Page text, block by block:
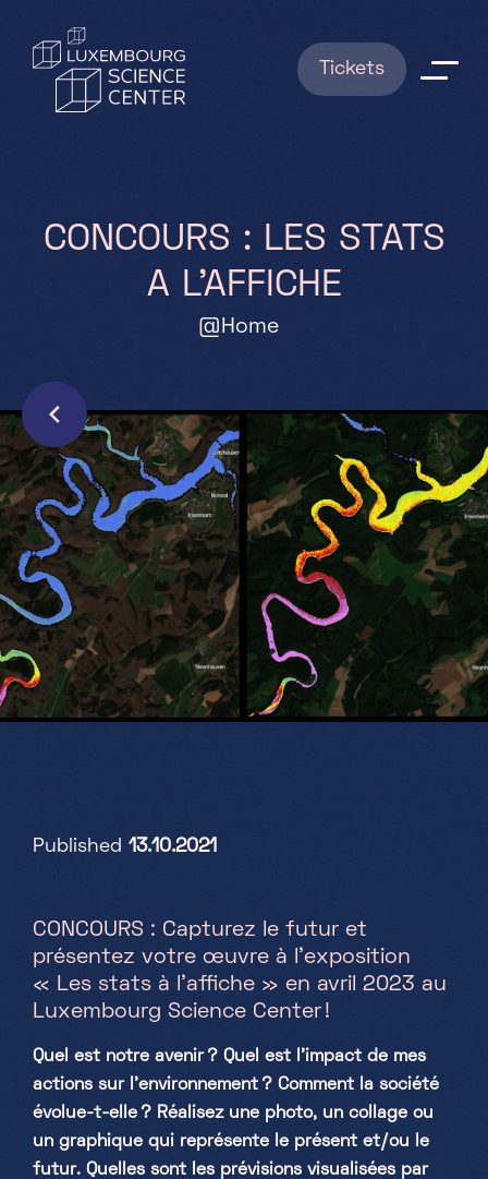
Tickets
Infos pratiques
FAQ
Qui sommes nous ?
Partenaires
Projets
Jobs
FR
Shows
RESERVATIONS
1, rue John Ernest Dolibois
Lundi - Vendredi
9h-17h
Samedi, Dimanche & jours fériés
10h-18h
CO NCOU RS : LES S AT S
A L’AFF CH E
@Home
Published 13.10.2021
CONCOURS : Capturez le futur et
présentez votre œuvre à l’exposition
« Les stats à l’affiche » en avril 2023 au
Luxembourg Science Center !
Quel est notre avenir ? Quel est l’impact de mes
actions sur l’environnement ? Comment la société
évolue-t-elle ? Réalisez une photo, un collage ou
un graphique qui représente le présent et/ou le
futur. Quelles sont les prévisions visualisées par